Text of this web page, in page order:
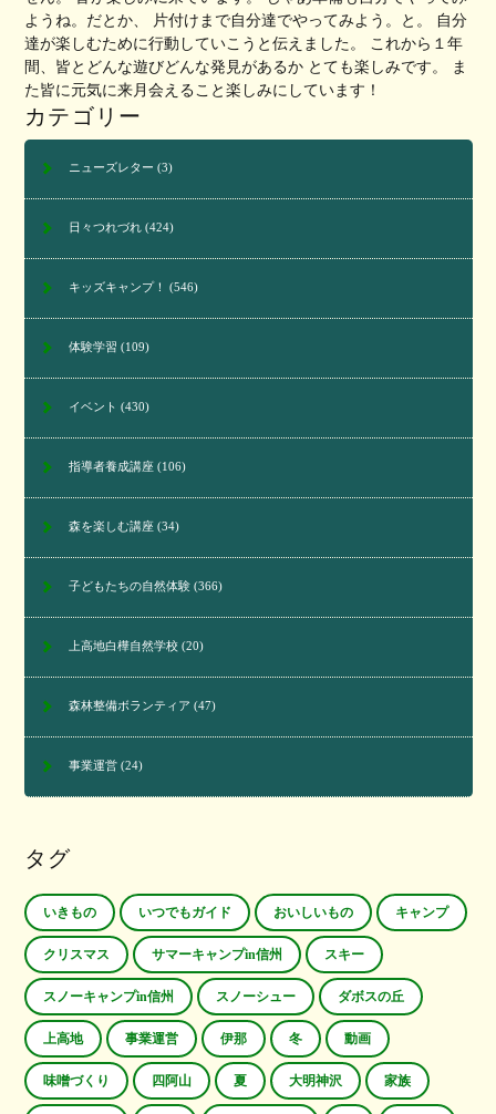
ようね。だとか、 片付けまで自分達でやってみよう。と。 自分
達が楽しむために行動していこうと伝えました。 これから１年
間、皆とどんな遊びどんな発見があるか とても楽しみです。 ま
た皆に元気に来月会えること楽しみにしています！
カテゴリー
ニューズレター (3)
日々つれづれ(424)
キッズキャンプ！ (546)
体験学習 (109)
イベント (430)
指導者養成講座(106)
森を楽しむ講座(34)
子どもたちの自然体験(366)
上高地白樺自然学校(20)
森林整備ボランティア (47)
事業運営(24)
タグ
いきもの いつでもガイド おいしいもの キャンプ
クリスマス サマーキャンプin信州 スキー
スノーキャンプin信州 スノーシュー ダボスの丘
上高地 事業運営 伊那 冬 動画
味噌づくり 四阿山 夏 大明神沢 家族